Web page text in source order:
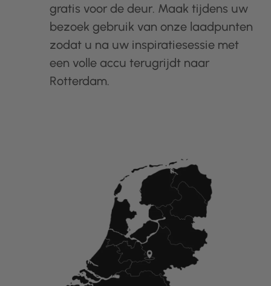
gratis voor de deur. Maak tijdens uw
bezoek gebruik van onze laadpunten
zodat u na uw inspiratiesessie met
een volle accu terugrijdt naar
Rotterdam.